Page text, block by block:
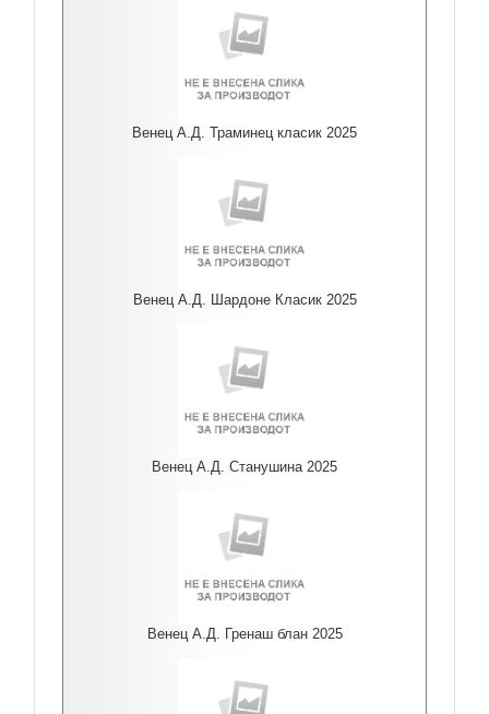
Венец А.Д. Траминец класик 2025
Венец А.Д. Шардоне Класик 2025
Венец А.Д. Станушина 2025
Венец А.Д. Гренаш блан 2025